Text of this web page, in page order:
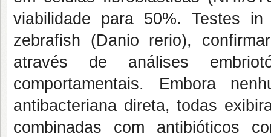
viabilidade para 50%. Testes
zebrafish (Danio rerio),
através de análises
comportamentais. Embora
antibacteriana direta, todas
combinadas com antibióticos